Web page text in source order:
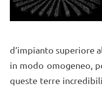
d’impianto superiore
in modo omogeneo,
queste terre